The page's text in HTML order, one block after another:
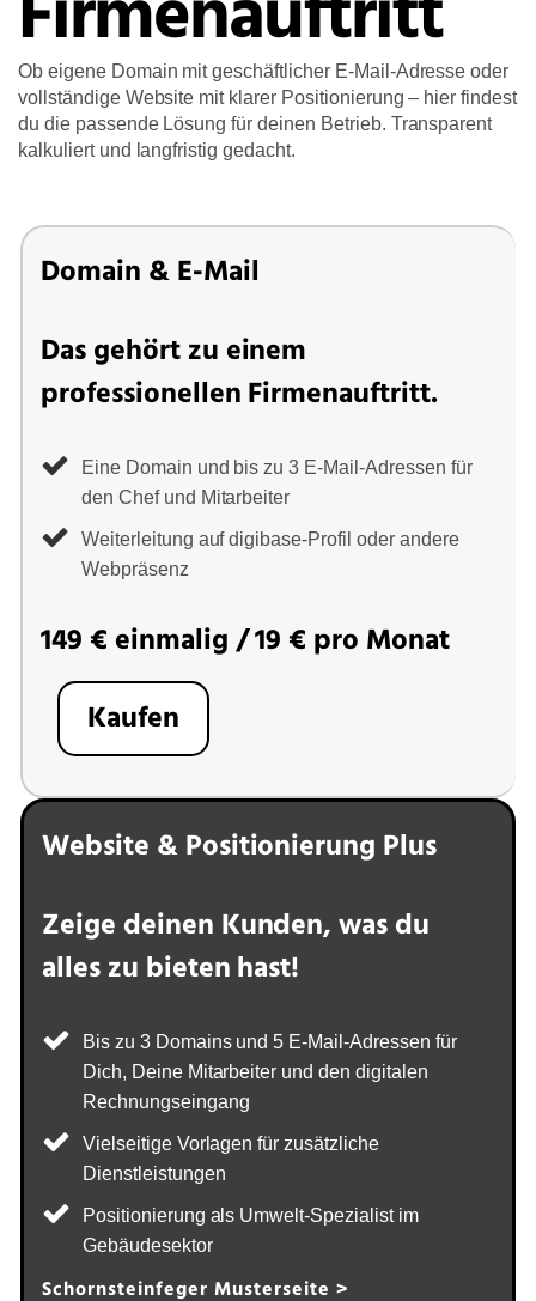
Ob eigene Domain mit geschäftlicher E-Mail-Adresse oder
vollständige Website mit klarer Positionierung – hier findest
du die passende Lösung für deinen Betrieb. Transparent
kalkuliert und langfristig gedacht.
Domain & E-Mail
Das gehört zu einem
professionellen Firmenauftritt.
Eine Domain und bis zu 3 E-Mail-Adressen für
den Chef und Mitarbeiter
Weiterleitung auf digibase-Profil oder andere
Webpräsenz
149 € einmalig / 19 € pro Monat
Kaufen
Website & Positionierung Plus
Zeige deinen Kunden, was du
alles zu bieten hast!
Bis zu 3 Domains und 5 E-Mail-Adressen für
Dich, Deine Mitarbeiter und den digitalen
Rechnungseingang
Vielseitige Vorlagen für zusätzliche
Dienstleistungen
Positionierung als Umwelt-Spezialist im
Gebäudesektor
Schornsteinfeger Musterseite >